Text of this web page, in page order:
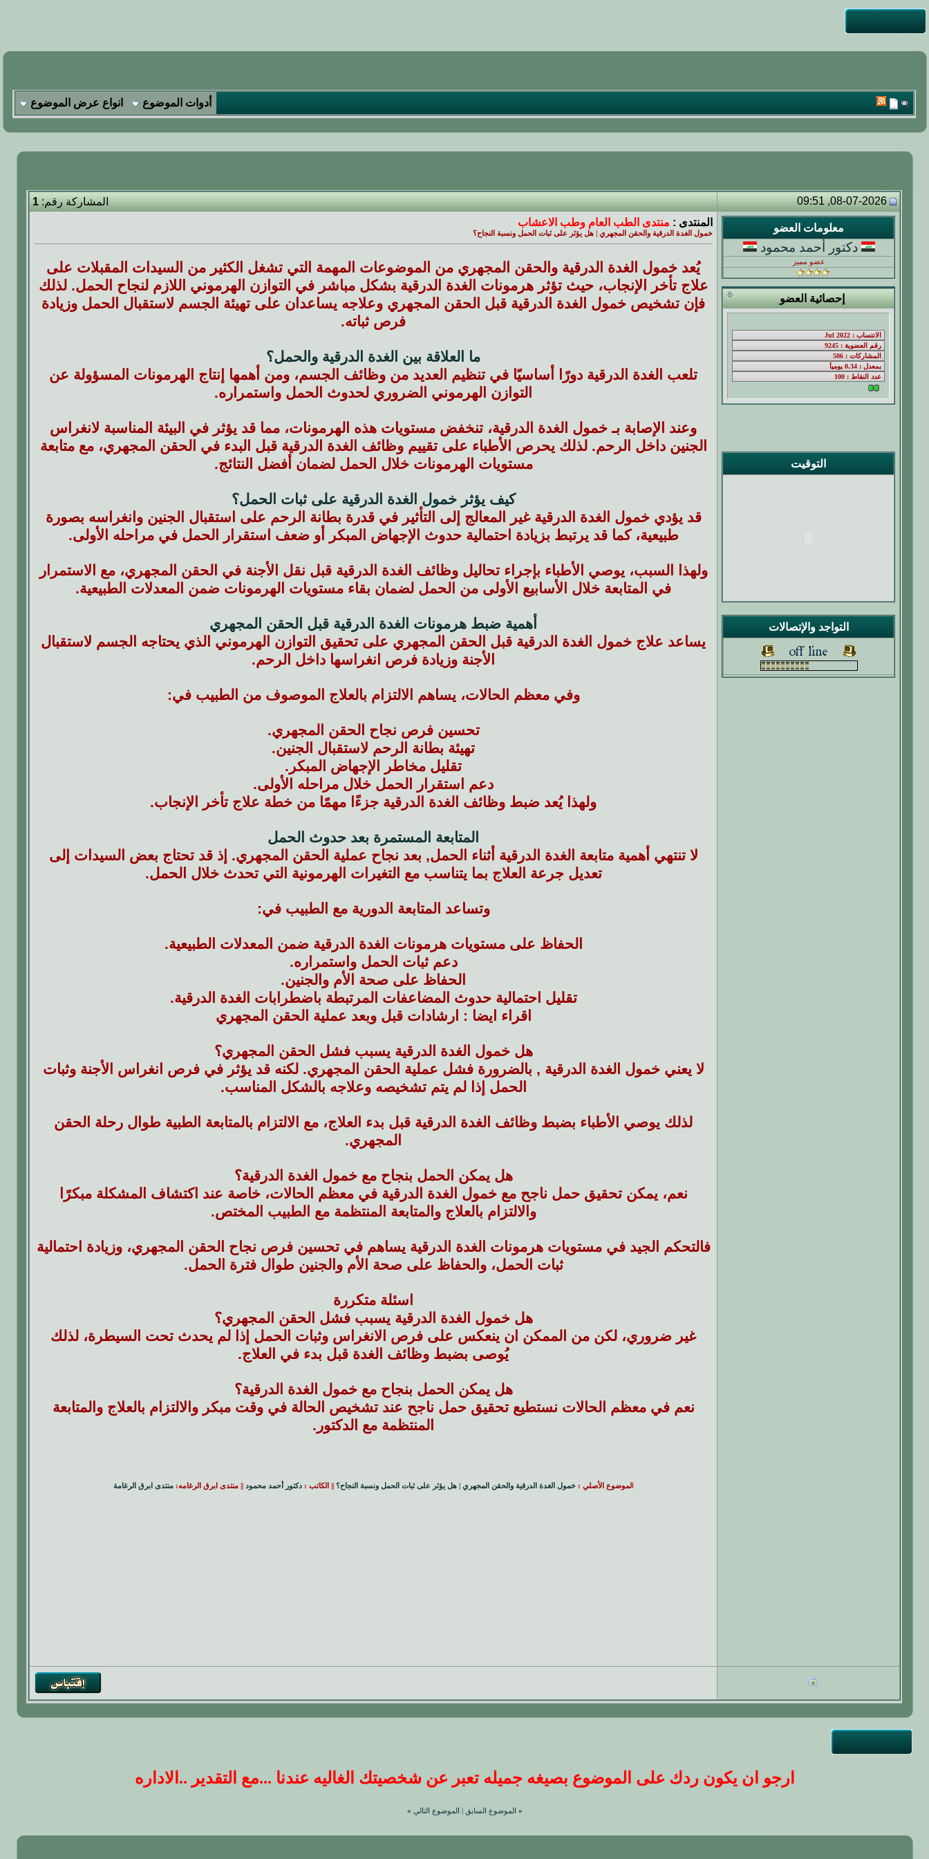
أدوات الموضوع انواع عرض الموضوع
08-07-2026, 09:51 المشاركة رقم:1
معلومات العضو
دكتور أحمد محمود
عضو مميز
إحصائية العضو
التوقيت
التواجد والإتصالات
المنتدى : منتدى الطب العام وطب الاعشاب
خمول الغدة الدرقية والحقن المجهري | هل يؤثر على ثبات الحمل ونسبة النجاح؟
يُعد خمول الغدة الدرقية والحقن المجهري من الموضوعات المهمة التي تشغل الكثير من السيدات المقبلات على
علاج تأخر الإنجاب، حيث تؤثر هرمونات الغدة الدرقية بشكل مباشر في التوازن الهرموني اللازم لنجاح الحمل. لذلك
فإن تشخيص خمول الغدة الدرقية قبل الحقن المجهري وعلاجه يساعدان على تهيئة الجسم لاستقبال الحمل وزيادة
فرص ثباته.
ما العلاقة بين الغدة الدرقية والحمل؟
تلعب الغدة الدرقية دورًا أساسيًا في تنظيم العديد من وظائف الجسم، ومن أهمها إنتاج الهرمونات المسؤولة عن
التوازن الهرموني الضروري لحدوث الحمل واستمراره.
وعند الإصابة بـ خمول الغدة الدرقية، تنخفض مستويات هذه الهرمونات، مما قد يؤثر في البيئة المناسبة لانغراس
الجنين داخل الرحم. لذلك يحرص الأطباء على تقييم وظائف الغدة الدرقية قبل البدء في الحقن المجهري، مع متابعة
مستويات الهرمونات خلال الحمل لضمان أفضل النتائج.
كيف يؤثر خمول الغدة الدرقية على ثبات الحمل؟
قد يؤدي خمول الغدة الدرقية غير المعالج إلى التأثير في قدرة بطانة الرحم على استقبال الجنين وانغراسه بصورة
طبيعية، كما قد يرتبط بزيادة احتمالية حدوث الإجهاض المبكر أو ضعف استقرار الحمل في مراحله الأولى.
ولهذا السبب، يوصي الأطباء بإجراء تحاليل وظائف الغدة الدرقية قبل نقل الأجنة في الحقن المجهري، مع الاستمرار
في المتابعة خلال الأسابيع الأولى من الحمل لضمان بقاء مستويات الهرمونات ضمن المعدلات الطبيعية.
أهمية ضبط هرمونات الغدة الدرقية قبل الحقن المجهري
يساعد علاج خمول الغدة الدرقية قبل الحقن المجهري على تحقيق التوازن الهرموني الذي يحتاجه الجسم لاستقبال
الأجنة وزيادة فرص انغراسها داخل الرحم.
وفي معظم الحالات، يساهم الالتزام بالعلاج الموصوف من الطبيب في:
تحسين فرص نجاح الحقن المجهري.
تهيئة بطانة الرحم لاستقبال الجنين.
تقليل مخاطر الإجهاض المبكر.
دعم استقرار الحمل خلال مراحله الأولى.
ولهذا يُعد ضبط وظائف الغدة الدرقية جزءًا مهمًا من خطة علاج تأخر الإنجاب.
المتابعة المستمرة بعد حدوث الحمل
لا تنتهي أهمية متابعة الغدة الدرقية أثناء الحمل, بعد نجاح عملية الحقن المجهري. إذ قد تحتاج بعض السيدات إلى
تعديل جرعة العلاج بما يتناسب مع التغيرات الهرمونية التي تحدث خلال الحمل.
وتساعد المتابعة الدورية مع الطبيب في:
الحفاظ على مستويات هرمونات الغدة الدرقية ضمن المعدلات الطبيعية.
دعم ثبات الحمل واستمراره.
الحفاظ على صحة الأم والجنين.
تقليل احتمالية حدوث المضاعفات المرتبطة باضطرابات الغدة الدرقية.
اقراء ايضا : ارشادات قبل وبعد عملية الحقن المجهري
هل خمول الغدة الدرقية يسبب فشل الحقن المجهري؟
لا يعني خمول الغدة الدرقية , بالضرورة فشل عملية الحقن المجهري. لكنه قد يؤثر في فرص انغراس الأجنة وثبات
الحمل إذا لم يتم تشخيصه وعلاجه بالشكل المناسب.
لذلك يوصي الأطباء بضبط وظائف الغدة الدرقية قبل بدء العلاج، مع الالتزام بالمتابعة الطبية طوال رحلة الحقن
المجهري.
هل يمكن الحمل بنجاح مع خمول الغدة الدرقية؟
نعم، يمكن تحقيق حمل ناجح مع خمول الغدة الدرقية في معظم الحالات، خاصة عند اكتشاف المشكلة مبكرًا
والالتزام بالعلاج والمتابعة المنتظمة مع الطبيب المختص.
فالتحكم الجيد في مستويات هرمونات الغدة الدرقية يساهم في تحسين فرص نجاح الحقن المجهري، وزيادة احتمالية
ثبات الحمل، والحفاظ على صحة الأم والجنين طوال فترة الحمل.
اسئلة متكررة
هل خمول الغدة الدرقية يسبب فشل الحقن المجهري؟
غير ضروري، لكن من الممكن ان ينعكس على فرص الانغراس وثبات الحمل إذا لم يحدث تحت السيطرة، لذلك
يُوصى بضبط وظائف الغدة قبل بدء في العلاج.
هل يمكن الحمل بنجاح مع خمول الغدة الدرقية؟
نعم في معظم الحالات نستطيع تحقيق حمل ناجح عند تشخيص الحالة في وقت مبكر والالتزام بالعلاج والمتابعة
المنتظمة مع الدكتور.
الموضوع الأصلي :خمول الغدة الدرقية والحقن المجهري | هل يؤثر على ثبات الحمل ونسبة النجاح؟ || الكاتب :دكتور أحمد محمود || منتدى ابرق الرغامه:منتدى ابرق الرغامة
ارجو ان يكون ردك على الموضوع بصيغه جميله تعبر عن شخصيتك الغاليه عندنا ...مع التقدير ..الاداره
« الموضوع السابق الموضوع التالي »